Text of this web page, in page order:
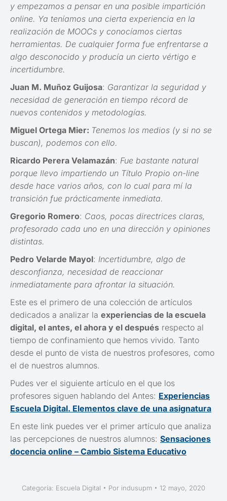
y empezamos a pensar en una posible impartición
online. Ya teníamos una cierta experiencia en la
realización de MOOCs y conocíamos ciertas
herramientas. De cualquier forma fue enfrentarse a
algo desconocido y producía un cierto vértigo e
incertidumbre.
Juan M. Muñoz Guijosa: Garantizar la seguridad y
necesidad de generación en tiempo récord de
nuevos contenidos y metodologías.
Miguel Ortega Mier: Tenemos los medios (y si no se
buscan), podemos con ello.
Ricardo Perera Velamazán: Fue bastante natural
porque llevo impartiendo un Título Propio on-line
desde hace varios años, con lo cual para mí la
transición fue prácticamente inmediata.
Gregorio Romero: Caos, pocas directrices claras,
profesorado cada uno en una dirección y opiniones
distintas.
Pedro Velarde Mayol: Incertidumbre, algo de
desconfianza, necesidad de reaccionar
inmediatamente para afrontar la situación.
Este es el primero de una colección de artículos
dedicados a analizar la experiencias de la escuela
digital, el antes, el ahora y el después respecto al
tiempo de confinamiento que hemos vivido. Tanto
desde el punto de vista de nuestros profesores, como
el de nuestros alumnos.
Pudes ver el siguiente artículo en el que los
profesores siguen hablando del Antes: Experiencias
Escuela Digital. Elementos clave de una asignatura
En este link puedes ver el primer artículo que analiza
las percepciones de nuestros alumnos: Sensaciones
docencia online – Cambio Sistema Educativo
Categoría: Escuela Digital Por indusupm 12 mayo, 2020